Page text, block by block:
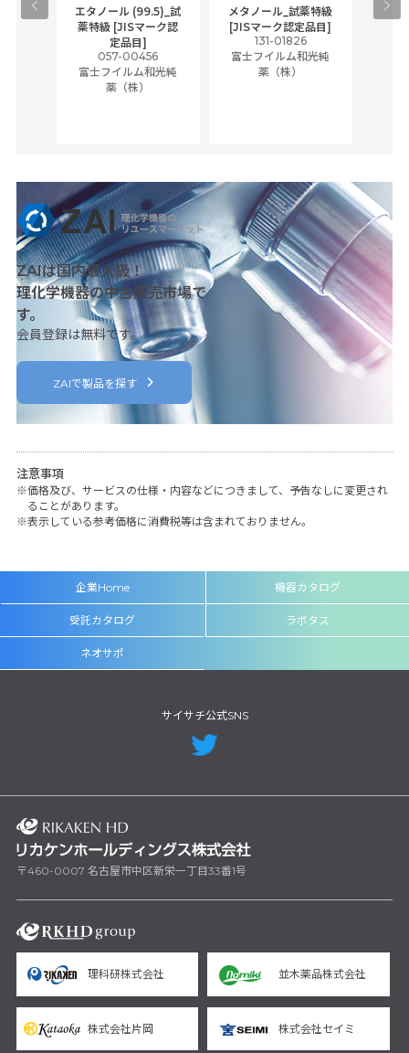
エタノール (99.5)_試
薬特級 [JISマーク認
定品目]
057-00456
富士フイルム和光純
薬（株）
メタノール_試薬特級
[JISマーク認定品目]
131-01826
富士フイルム和光純
薬（株）
ア
ZAIは国内最大級！
理化学機器の中古販売市場で
す。
会員登録は無料です。
ZAIで製品を探す
注意事項
価格及び、サービスの仕様・内容などにつきまして、予告なしに変更され
ることがあります。
表示している参考価格に消費税等は含まれておりません。
企業Home 機器カタログ
受託カタログ ラボタス
ネオサポ
サイサチ公式SNS
〒460-0007 名古屋市中区新栄一丁目33番1号
理科研株式会社 並木薬品株式会社
株式会社片岡 株式会社セイミ